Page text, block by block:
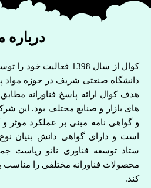
درباره
کوال از سال 1398
دانشگاه صنعتی شریف در حوزه مواد
هدف کوال ارائه پاسخ فناورانه مطابق
و گواهی نامه مبنی بر عملکرد
ستاد توسعه فناوری نانو ریاست
محصولات فناورانه مختلفی را مناسب
کند.